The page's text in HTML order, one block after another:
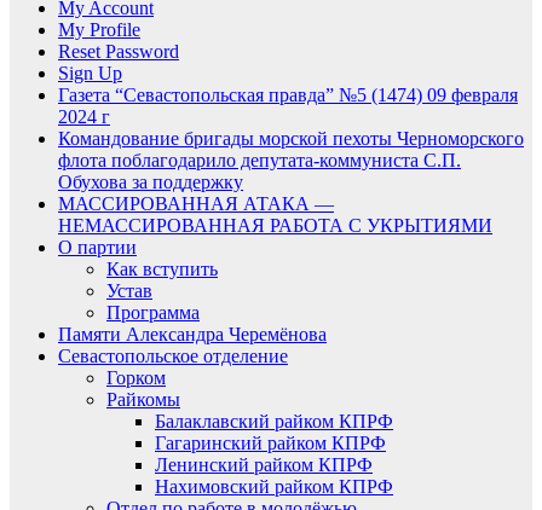
My Account
My Profile
Reset Password
Sign Up
Газета “Севастопольская правда” №5 (1474) 09 февраля
2024 г
Командование бригады морской пехоты Черноморского
флота поблагодарило депутата-коммуниста С.П.
Обухова за поддержку
МАССИРОВАННАЯ АТАКА —
НЕМАССИРОВАННАЯ РАБОТА С УКРЫТИЯМИ
О партии
Как вступить
Устав
Программа
Памяти Александра Черемёнова
Севастопольское отделение
Горком
Райкомы
Балаклавский райком КПРФ
Гагаринский райком КПРФ
Ленинский райком КПРФ
Нахимовский райком КПРФ